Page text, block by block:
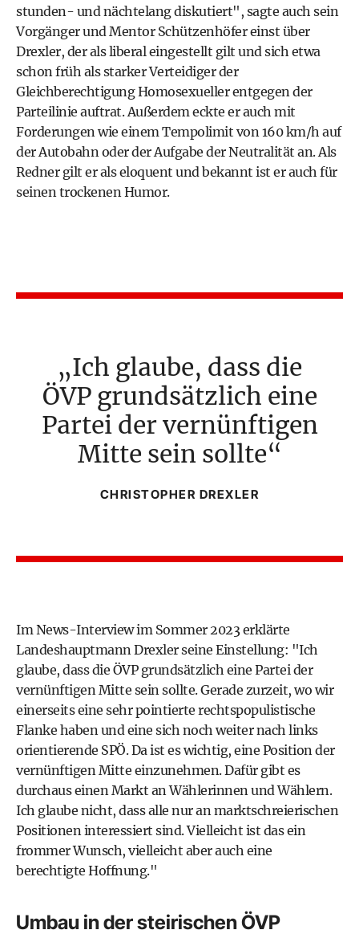
stunden- und nächtelang diskutiert", sagte auch sein
Vorgänger und Mentor Schützenhöfer einst über
Drexler, der als liberal eingestellt gilt und sich etwa
schon früh als starker Verteidiger der
Gleichberechtigung Homosexueller entgegen der
Parteilinie auftrat. Außerdem eckte er auch mit
Forderungen wie einem Tempolimit von 160 km/h auf
der Autobahn oder der Aufgabe derNeutralität an. Als
Redner gilt er als eloquent und bekannt ist er auch für
seinen trockenen Humor.
Ich glaube, dass die
ÖVP grundsätzlich eine
Partei der vernünftigen
Mitte sein sollte
CHRISTOPHER DREXLER
Im News-Interview im Sommer 2023erklärte
Landeshauptmann Drexler seine Einstellung: "Ich
glaube, dass die ÖVP grundsätzlich eine Partei der
vernünftigen Mitte sein sollte. Gerade zurzeit, wo wir
einerseits eine sehr pointierte rechtspopulistische
Flanke haben und eine sich noch weiter nach links
orientierende SPÖ. Da ist es wichtig, eine Position der
vernünftigen Mitte einzunehmen. Dafür gibt es
durchaus einen Markt an Wählerinnen und Wählern.
Ich glaube nicht, dass alle nur an marktschreierischen
Positionen interessiert sind. Vielleicht ist das ein
frommer Wunsch, vielleicht aber auch eine
berechtigte Hoffnung."
Umbau in der steirischen ÖVP